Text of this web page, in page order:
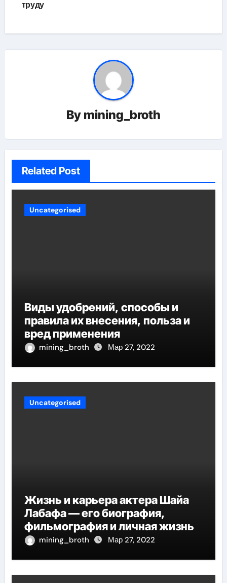
труду
By mining_broth
Related Post
Uncategorised
Виды удобрений, способы и
правила их внесения, польза и
вред применения
mining_broth Мар 27, 2022
Uncategorised
Жизнь и карьера актера Шайа
Лабафа — его биография,
фильмография и личная жизнь
mining_broth Мар 27, 2022